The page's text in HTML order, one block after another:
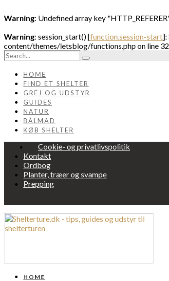
Warning: Undefined array key
Warning: session_start() [function.session-start]:
content/themes/letsblog/functions.php on line
HOME
FIND ET SHELTER
GREJ OG UDSTYR
GUIDES
NATUR
BÅLMAD
KØB SHELTER
Cookie- og privatlivspolitik
Kontakt
Ordbog
Planter, træer og svampe
Prepping
HOME